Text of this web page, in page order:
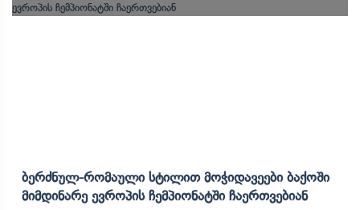
Ბერძნულ-Რომაული Სტილით Მოჭიდავეები Ბაქოში
Მიმდინარე Ევროპის Ჩემპიონატში Ჩაერთვებიან